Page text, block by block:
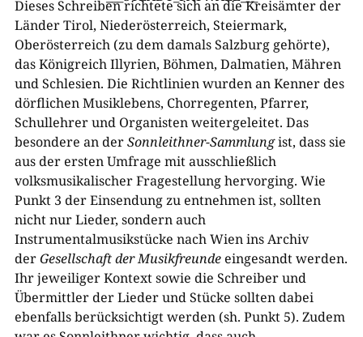
Dieses Schreiben richtete sich an die Kreisämter der
Länder Tirol, Niederösterreich, Steiermark,
Oberösterreich (zu dem damals Salzburg gehörte),
das Königreich Illyrien, Böhmen, Dalmatien, Mähren
und Schlesien. Die Richtlinien wurden an Kenner des
dörflichen Musiklebens, Chorregenten, Pfarrer,
Schullehrer und Organisten weitergeleitet. Das
besondere an derSonnleithner-Sammlungist, dass sie
aus der ersten Umfrage mit ausschließlich
volksmusikalischer Fragestellung hervorging. Wie
Punkt 3 der Einsendung zu entnehmen ist, sollten
nicht nur Lieder, sondern auch
Instrumentalmusikstücke nach Wien ins Archiv
derGesellschaft der Musikfreundeeingesandt werden.
Ihr jeweiliger Kontext sowie die Schreiber und
Übermittler der Lieder und Stücke sollten dabei
ebenfalls berücksichtigt werden (sh. Punkt 5). Zudem